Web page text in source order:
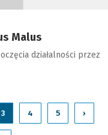
Malus
działalności przez
3 4 5 ›